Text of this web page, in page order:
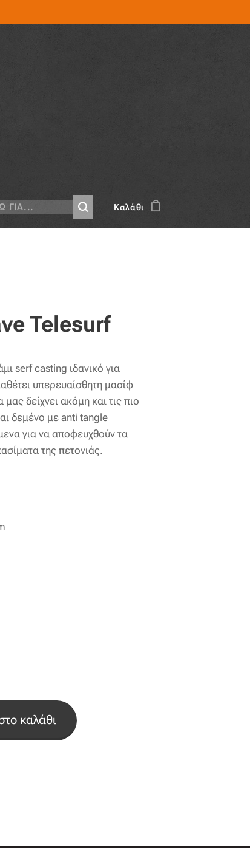
Καλάθι
Telesurf
serf casting ιδανικό για
υπερευαίσθητη μασίφ
δείχνει ακόμη και τις πιο
δεμένο με anti tangle
για να αποφευχθούν τα
της πετονιάς.
καλάθι